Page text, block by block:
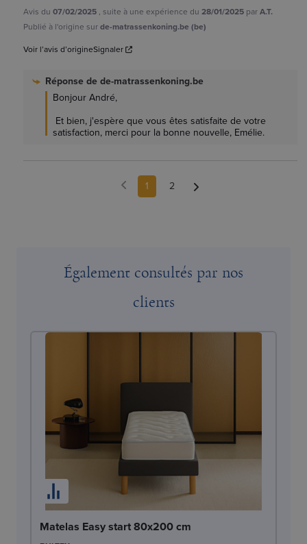
Avis du 07/02/2025 , suite à une expérience du 28/01/2025 parA.T.
Publié à l'origine surde-matrassenkoning.be (be)
Voir l’avis d’origineSignaler
Réponse dede-matrassenkoning.be
Bonjour André,
satisfaction, merci pour la bonne nouvelle, Emélie.
1 2
Également consultés par nos
clients
Matelas Easy start 80x200 cm